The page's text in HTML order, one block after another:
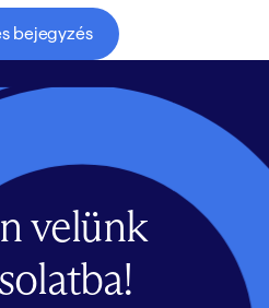
bejegyzés
velünk